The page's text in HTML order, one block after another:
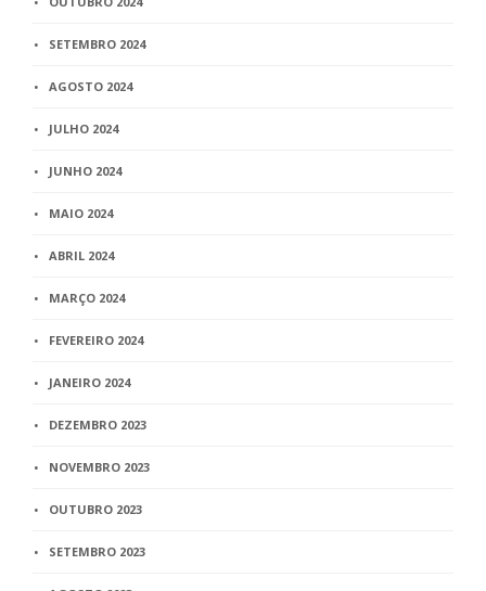
SETEMBRO 2024
AGOSTO 2024
JULHO 2024
JUNHO 2024
MAIO 2024
ABRIL 2024
MARÇO 2024
FEVEREIRO 2024
JANEIRO 2024
DEZEMBRO 2023
NOVEMBRO 2023
OUTUBRO 2023
SETEMBRO 2023